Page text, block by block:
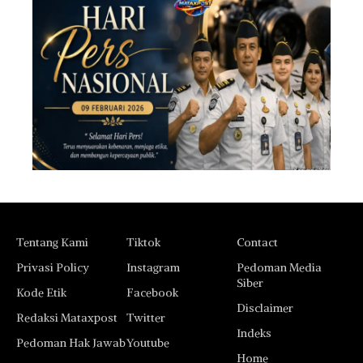
Tentang Kami
Privasi Policy
Kode Etik
Redaksi Mataxpost
Pedoman Hak Jawab
Tiktok
Instagram
Facebook
Twitter
Youtube
Contact
Pedoman Media
Siber
Disclaimer
Indeks
Home